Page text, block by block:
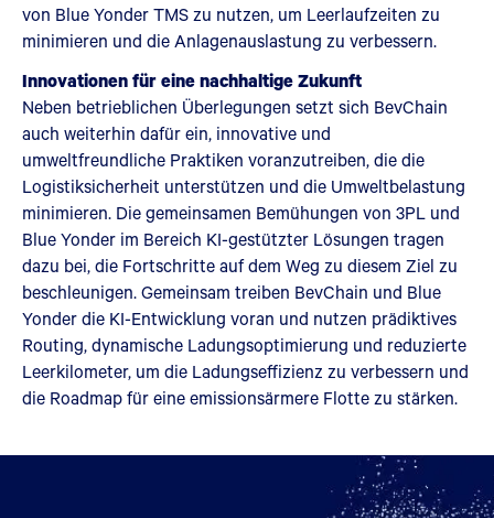
von Blue Yonder TMS zu nutzen, um Leerlaufzeiten zu
minimieren und die Anlagenauslastung zu verbessern.
Innovationen für eine nachhaltige Zukunft
Neben betrieblichen Überlegungen setzt sich BevChain
auch weiterhin dafür ein, innovative und
umweltfreundliche Praktiken voranzutreiben, die die
Logistiksicherheit unterstützen und die Umweltbelastung
minimieren. Die gemeinsamen Bemühungen von 3PL und
Blue Yonder im Bereich KI-gestützter Lösungen tragen
dazu bei, die Fortschritte auf dem Weg zu diesem Ziel zu
beschleunigen. Gemeinsam treiben BevChain und Blue
Yonder die KI-Entwicklung voran und nutzen prädiktives
Routing, dynamische Ladungsoptimierung und reduzierte
Leerkilometer, um die Ladungseffizienz zu verbessern und
die Roadmap für eine emissionsärmere Flotte zu stärken.